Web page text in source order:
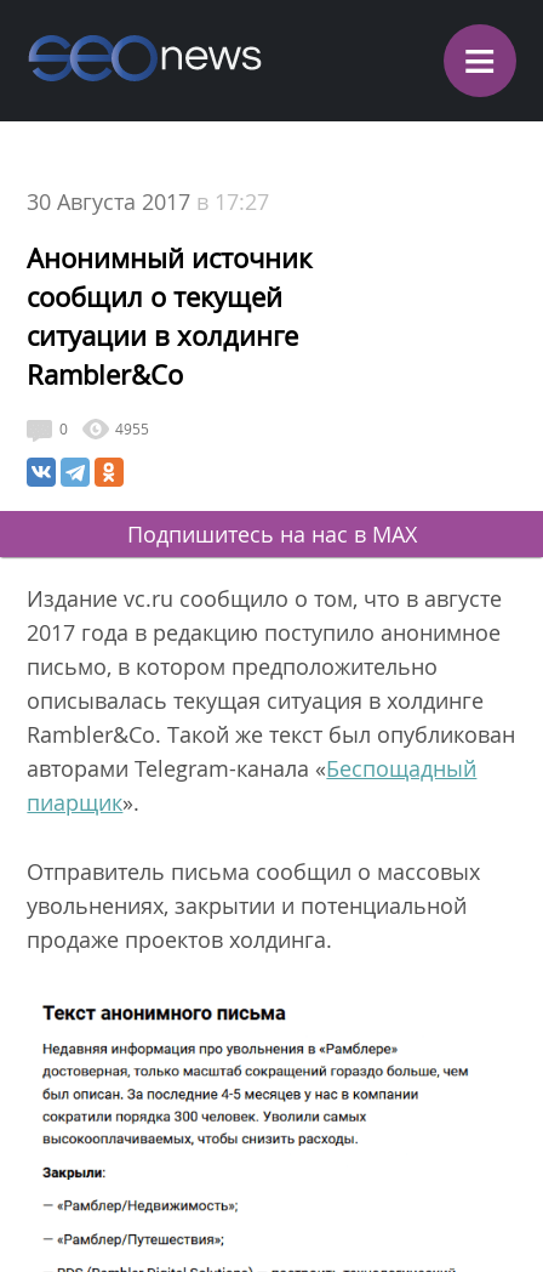
≡
30 Августа 2017 в 17:27
Анонимный источник
сообщил о текущей
ситуации в холдинге
Rambler&Co
0 4955
Подпишитесь на нас в MAX
Издание vc.ru сообщило о том, что в августе
2017 года в редакцию поступило анонимное
письмо, в котором предположительно
описывалась текущая ситуация в холдинге
Rambler&Co. Такой же текст был опубликован
авторами Telegram-канала «Беспощадный
пиарщик».
Отправитель письма сообщил о массовых
увольнениях, закрытии и потенциальной
продаже проектов холдинга.